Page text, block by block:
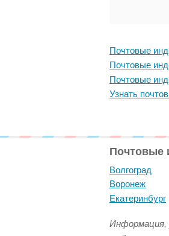
Почтовые
Почтовые
Почтовые
Узнать
Почтовые
Волгоград
Воронеж
Екатеринбург
Информация,